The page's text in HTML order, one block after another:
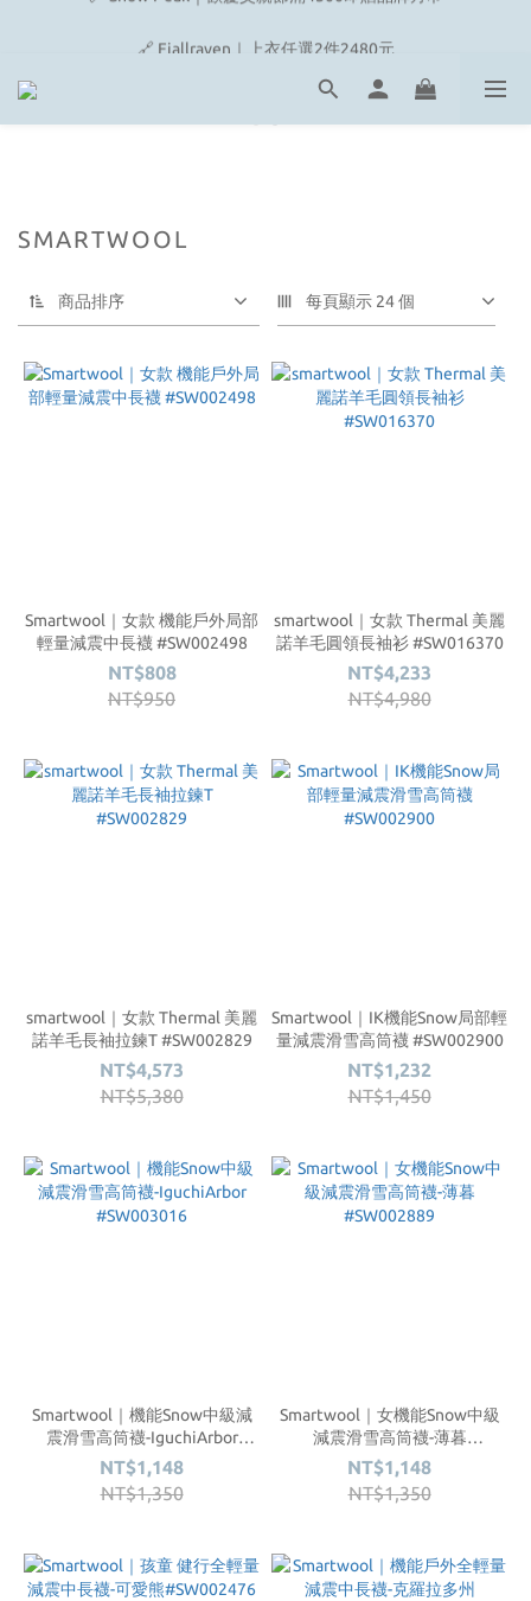
🎉On/HOKA 新品陸續上架
SMARTWOOL
商品排序 每頁顯示 24 個
Smartwool｜女款 機能戶外局部
輕量減震中長襪 #SW002498
NT$808
NT$950
smartwool｜女款 Thermal 美麗
諾羊毛圓領長袖衫 #SW016370
NT$4,233
NT$4,980
smartwool｜女款 Thermal 美麗
諾羊毛長袖拉鍊T #SW002829
NT$4,573
NT$5,380
Smartwool｜IK機能Snow局部輕
量減震滑雪高筒襪 #SW002900
NT$1,232
NT$1,450
Smartwool｜機能Snow中級減
震滑雪高筒襪-IguchiArbor
#SW003016
NT$1,148
NT$1,350
Smartwool｜女機能Snow中級
減震滑雪高筒襪-薄暮
#SW002889
NT$1,148
NT$1,350